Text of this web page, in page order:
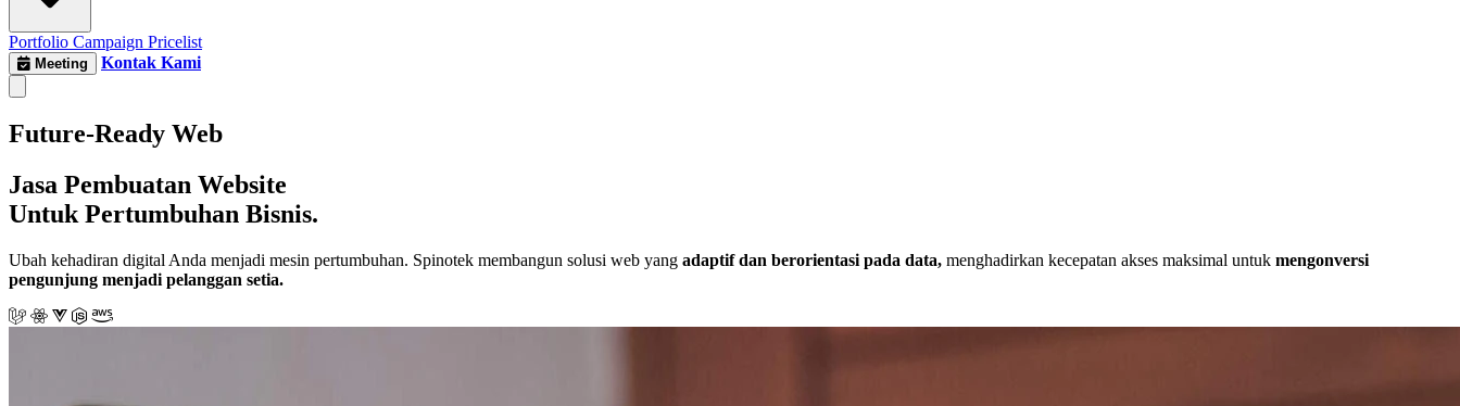
Portfolio Campaign Pricelist
Meeting Kontak Kami
Future-Ready Web
Jasa Pembuatan Website
Untuk Pertumbuhan Bisnis.
Ubah kehadiran digital Anda menjadi mesin pertumbuhan. Spinotek membangun solusi web yang adaptif dan berorientasi pada data, menghadirkan kecepatan akses maksimal untuk mengonversi
pengunjung menjadi pelanggan setia.